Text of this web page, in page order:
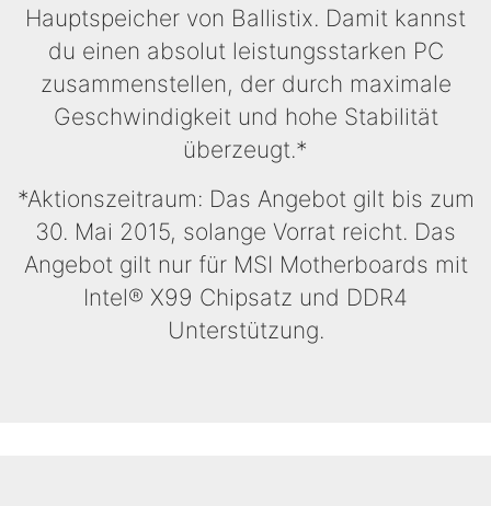
Hauptspeicher von Ballistix. Damit kannst
du einen absolut leistungsstarken PC
zusammenstellen, der durch maximale
Geschwindigkeit und hohe Stabilität
überzeugt.*
*Aktionszeitraum: Das Angebot gilt bis zum
30. Mai 2015, solange Vorrat reicht. Das
Angebot gilt nur für MSI Motherboards mit
Intel® X99 Chipsatz und DDR4
Unterstützung.